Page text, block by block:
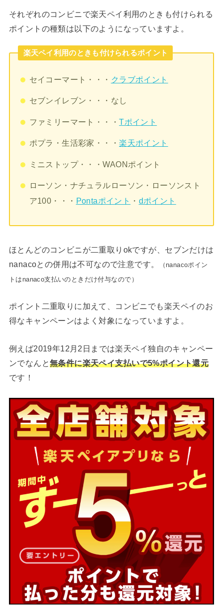
それぞれのコンビニで楽天ペイ利用のときも付けられる
ポイントの種類は以下のようになっていますよ。
楽天ペイ利用のときも付けられるポイント
セイコーマート・・・ クラブポイント
セブンイレブン・・・なし
ファミリーマート・・・Tポイント
ポプラ・生活彩家・・・楽天ポイント
ミニストップ・・・WAONポイント
ローソン・ナチュラルローソン・ローソンスト
ア100・・・ Pontaポイント ・ dポイント
ほとんどのコンビニが二重取りokですが、セブンだけは
nanacoとの併用は不可なので注意です。
（nanacoポイン
トはnanaco支払いのときだけ付与なので）
ポイント二重取りに加えて、コンビニでも楽天ペイのお
得なキャンペーンはよく対象になっていますよ。
例えば2019年12月2日までは楽天ペイ独自のキャンペー
ンでなんと無条件に楽天ペイ支払いで5%ポイント還元
です！